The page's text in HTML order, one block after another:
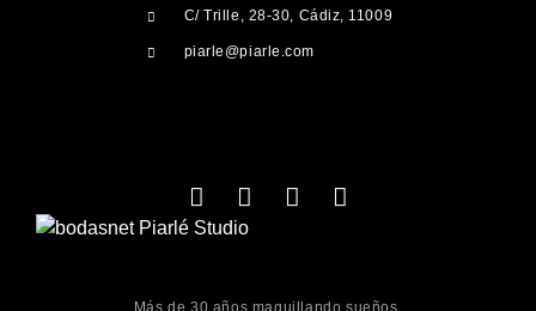
C/ Trille, 28-30, Cádiz, 11009
piarle@piarle.com